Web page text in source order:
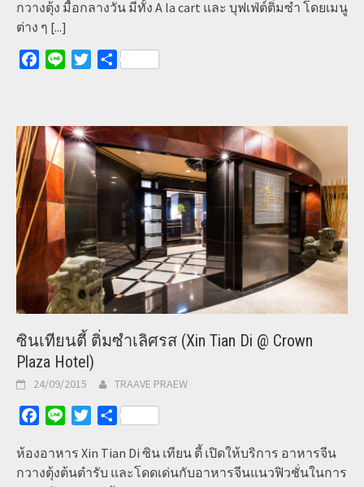
กวางตุ้ง มื้อกลางวัน มีทั้ง A la cart และ บุฟเฟ่ต์ติ่มซำ โดยเมนู
ต่าง ๆ [...]
Facebook
Line TwitterShare
ซินเทียนตี้ ติ่มซำเลิศรส (Xin Tian Di @ Crown
Plaza Hotel)
24/09/2015 TRAAVE PRAEW
Facebook
Line TwitterShare
ห้องอาหาร Xin Tian Di ซิน เทียน ตี้ เปิดให้บริการ อาหารจีน
กวางตุ้งต้นตำรับ และโดดเด่นกับอาหารจีนแนวฟิวชั่นในการ